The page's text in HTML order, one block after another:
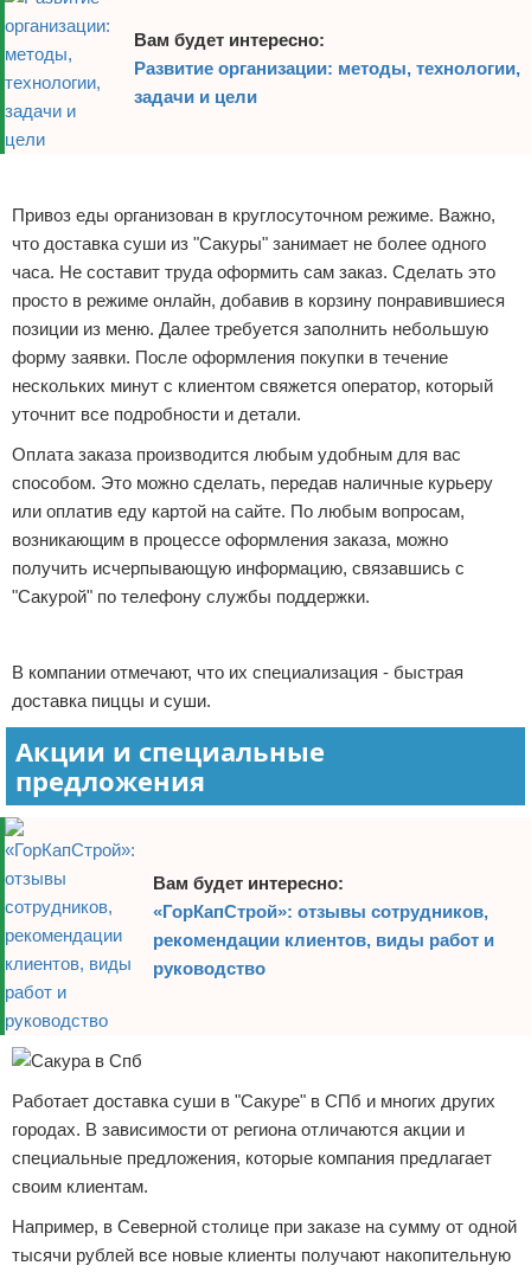
Вам будет интересно:
Развитие организации: методы, технологии,
задачи и цели
Привоз еды организован в круглосуточном режиме. Важно,
что доставка суши из "Сакуры" занимает не более одного
часа. Не составит труда оформить сам заказ. Сделать это
просто в режиме онлайн, добавив в корзину понравившиеся
позиции из меню. Далее требуется заполнить небольшую
форму заявки. После оформления покупки в течение
нескольких минут с клиентом свяжется оператор, который
уточнит все подробности и детали.
Оплата заказа производится любым удобным для вас
способом. Это можно сделать, передав наличные курьеру
или оплатив еду картой на сайте. По любым вопросам,
возникающим в процессе оформления заказа, можно
получить исчерпывающую информацию, связавшись с
"Сакурой" по телефону службы поддержки.
В компании отмечают, что их специализация - быстрая
доставка пиццы и суши.
Акции и специальные
предложения
Вам будет интересно:
«ГорКапСтрой»: отзывы сотрудников,
рекомендации клиентов, виды работ и
руководство
Работает доставка суши в "Сакуре" в СПб и многих других
городах. В зависимости от региона отличаются акции и
специальные предложения, которые компания предлагает
своим клиентам.
Например, в Северной столице при заказе на сумму от одной
тысячи рублей все новые клиенты получают накопительную